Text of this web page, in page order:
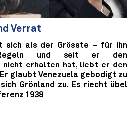
Verrat
sich als der Grösste – für ihn
und seit er den
nicht erhalten hat, liebt er den
glaubt Venezuela gebodigt zu
Grönland zu. Es riecht übel
1938